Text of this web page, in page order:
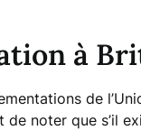
à
de
noter que s’il